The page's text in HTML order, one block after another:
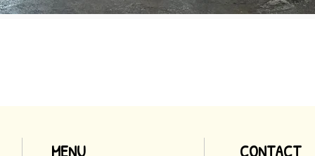
MENU CONTACT